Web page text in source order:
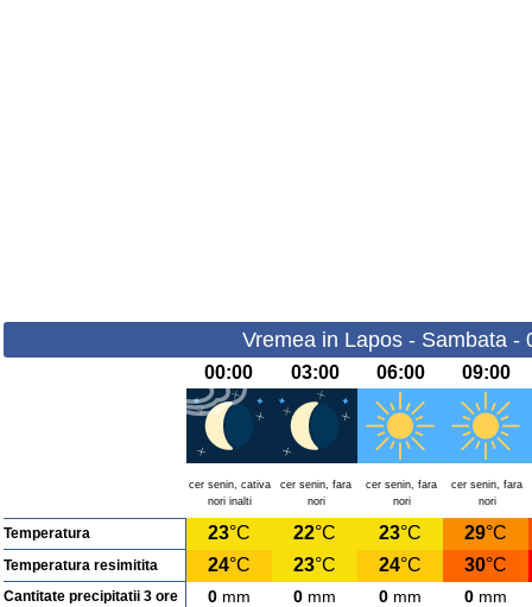
Vremea in Lapos - Sambata -
00:00 03:00 06:00 09:00
cer senin, cativa
nori inalti
cer senin, fara
nori
cer senin, fara
nori
cer senin, fara
nori
Temperatura 23°C 22°C 23°C 29°C
Temperatura resimitita 24°C 23°C 24°C 30°C
Cantitate precipitatii 3 ore 0 mm 0 mm 0 mm 0 mm